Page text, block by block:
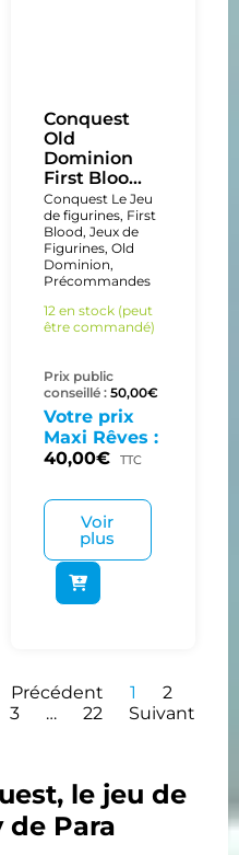
Conquest
Old
Dominion
First Bloo...
Conquest Le Jeu
de figurines, First
Blood, Jeux de
Figurines, Old
Dominion,
Précommandes
12 en stock (peut
être commandé)
Prix public
conseillé : 50,00€
Votre prix
Maxi Rêves :
40,00€ TTC
Voir
plus
Précédent 1
2
3
… 22 Suivant
le jeu de
Para